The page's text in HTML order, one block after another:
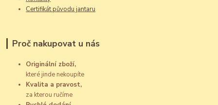
Certifikát původu jantaru
Proč nakupovat u nás
Originální zboží,
které jinde nekoupíte
Kvalita a pravost,
za kterou ručíme